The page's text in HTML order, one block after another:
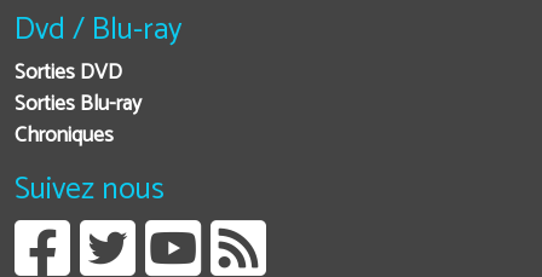
Dvd / Blu-ray
Sorties DVD
Sorties Blu-ray
Chroniques
Suivez nous